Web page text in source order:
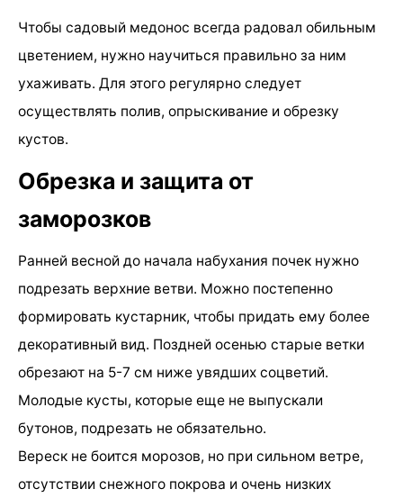
Чтобы садовый медонос всегда радовал обильным
цветением, нужно научиться правильно за ним
ухаживать. Для этого регулярно следует
осуществлять полив, опрыскивание и обрезку
кустов.
Обрезка и защита от
заморозков
Ранней весной до начала набухания почек нужно
подрезать верхние ветви. Можно постепенно
формировать кустарник, чтобы придать ему более
декоративный вид. Поздней осенью старые ветки
обрезают на 5-7 см ниже увядших соцветий.
Молодые кусты, которые еще не выпускали
бутонов, подрезать не обязательно.
Вереск не боится морозов, но при сильном ветре,
отсутствии снежного покрова и очень низких